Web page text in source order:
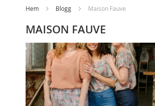
Hem Blogg Maison Fauve
MAISON FAUVE